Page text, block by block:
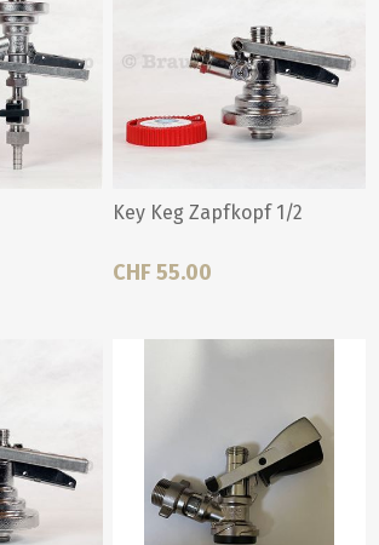
Key Keg Zapfkopf 1/2
CHF 55.00